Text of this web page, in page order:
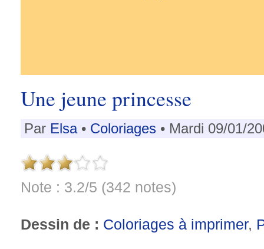
Une jeune princesse
Par Elsa• Coloriages • Mardi 09/01/
Note : 3.2/5 (342 notes)
Dessin de : Coloriages à imprimer,